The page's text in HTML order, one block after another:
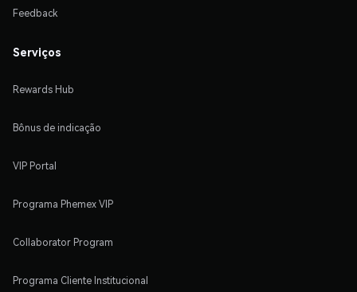
Feedback
Serviços
Rewards Hub
Bônus de indicação
VIP Portal
Programa Phemex VIP
Collaborator Program
Programa Cliente Institucional